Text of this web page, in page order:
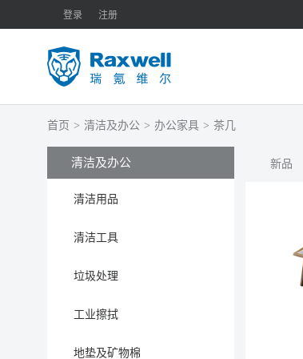
登录 注册
首页 > 清洁及办公 > 办公家具 > 茶几
清洁及办公
清洁用品
清洁工具
垃圾处理
工业擦拭
地垫及矿物棉
新品